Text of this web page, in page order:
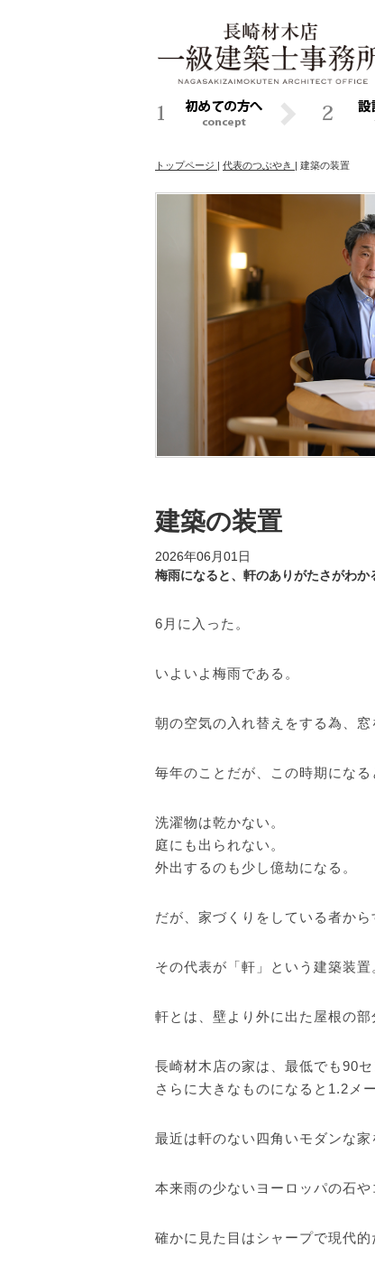
トップページ | 代表のつぶやき | 建築の装置
建築の装置
2026年06月01日
梅雨になると、軒のありがたさがわか
6月に入った。
いよいよ梅雨である。
朝の空気の入れ替えをする為、
毎年のことだが、この時期にな
洗濯物は乾かない。
庭にも出られない。
外出するのも少し億劫になる。
だが、家づくりをしている者か
その代表が「軒」という建築装置
軒とは、壁より外に出た屋根の部
長崎材木店の家は、最低でも90
さらに大きなものになると1.2メ
最近は軒のない四角いモダンな家
本来雨の少ないヨーロッパの石
確かに見た目はシャープで現代的